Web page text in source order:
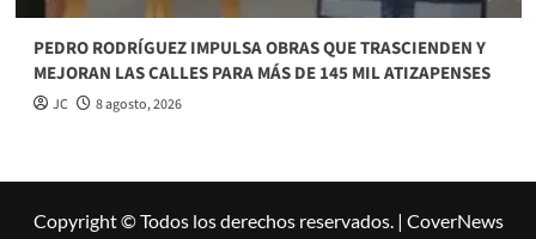
PEDRO RODRÍGUEZ IMPULSA OBRAS QUE TRASCIENDEN Y
MEJORAN LAS CALLES PARA MÁS DE 145 MIL ATIZAPENSES
JC 8 agosto, 2026
Copyright © Todos los derechos reservados. | CoverNews